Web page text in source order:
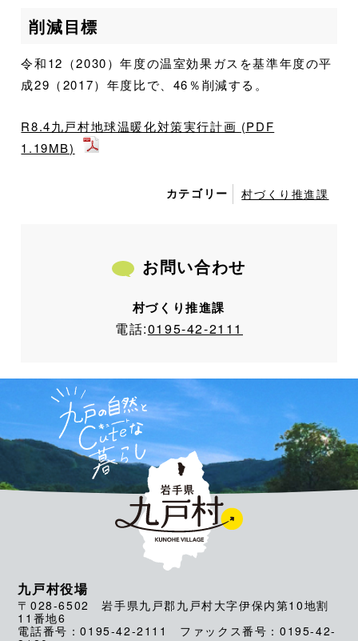
削減目標
令和12（2030）年度の温室効果ガスを基準年度の平
成29（2017）年度比で、46％削減する。
R8.4九戸村地球温暖化対策実行計画 (PDF
1.19MB)
カテゴリー 村づくり推進課
お問い合わせ
村づくり推進課
電話:0195-42-2111
九戸村役場
〒028-6502 岩手県九戸郡九戸村大字伊保内第10地割
11番地6
電話番号：0195-42-2111 ファックス番号：0195-42-